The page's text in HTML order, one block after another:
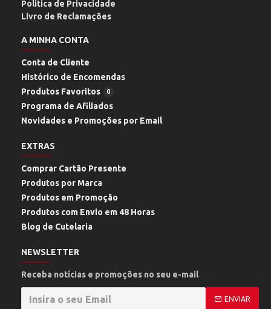
Politica de Privacidade
Livro de Reclamações
A MINHA CONTA
Conta de Cliente
Histórico de Encomendas
Produtos Favoritos
0
Programa de Afiliados
Novidades e Promoções por Email
EXTRAS
Comprar Cartão Presente
Produtos por Marca
Produtos em Promoção
Produtos com Envio em 48 Horas
Blog de Cutelaria
NEWSLETTER
Receba notícias e promoções no seu e-mail
ENVIAR